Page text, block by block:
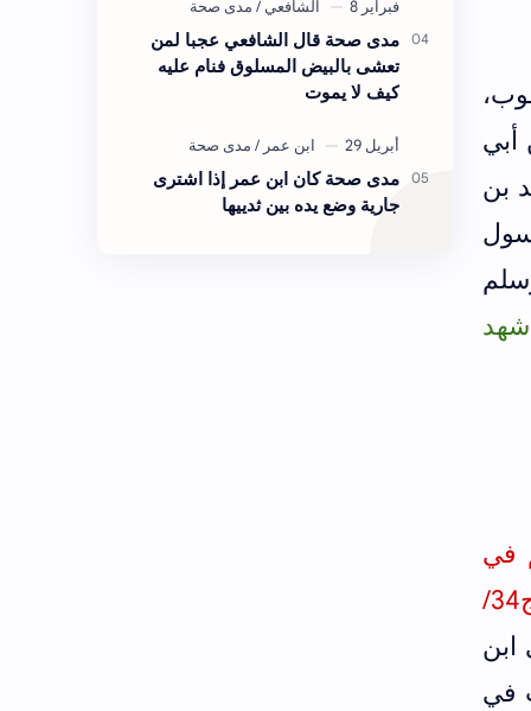
أبي
بن
شهد
نعيم في
ابن عساكر في تاريخ دمشق (ج34/
ابن
في
مدى صحة قال الشافعي عجبا لمن
تعشى بالبيض المسلوق فنام عليه
كيف لا يموت
مدى صحة كان ابن عمر إذا اشترى
جارية وضع يده بين ثدييها